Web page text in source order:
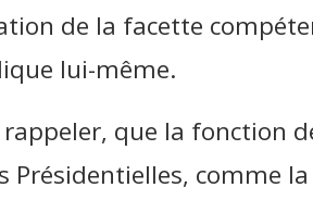
de la facette
lui-même.
rappeler, que la fonction
Présidentielles, comme